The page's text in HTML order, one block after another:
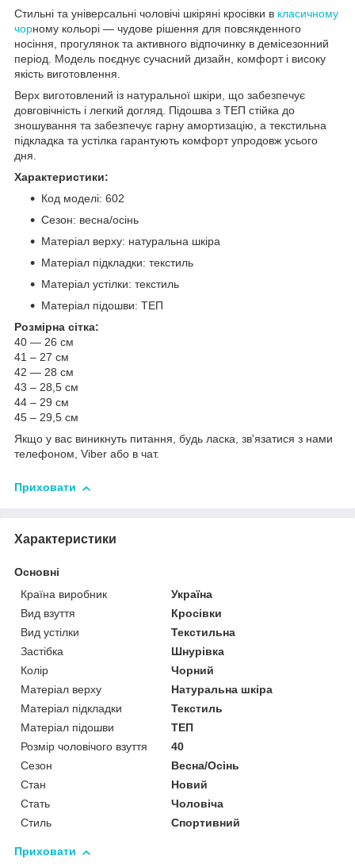
Стильні та універсальні чоловічі шкіряні кросівки в класичному
чорному кольорі — чудове рішення для повсякденного
носіння, прогулянок та активного відпочинку в демісезонний
період. Модель поєднує сучасний дизайн, комфорт і високу
якість виготовлення.
Верх виготовлений із натуральної шкіри, що забезпечує
довговічність і легкий догляд. Підошва з ТЕП стійка до
зношування та забезпечує гарну амортизацію, а текстильна
підкладка та устілка гарантують комфорт упродовж усього
дня.
Характеристики:
Код моделі: 602
Сезон: весна/осінь
Матеріал верху: натуральна шкіра
Матеріал підкладки: текстиль
Матеріал устілки: текстиль
Матеріал підошви: ТЕП
Розмірна сітка:
40 — 26 см
41 – 27 см
42 — 28 см
43 – 28,5 см
44 – 29 см
45 – 29,5 см
Якщо у вас виникнуть питання, будь ласка, зв'язатися з нами
телефоном, Viber або в чат.
Приховати
Характеристики
Основні
Країна виробник
Україна
Вид взуття
Кросівки
Вид устілки
Текстильна
Застібка
Шнурівка
Колір
Чорний
Матеріал верху
Натуральна шкіра
Матеріал підкладки
Текстиль
Матеріал підошви
ТЕП
Розмір чоловічого взуття
40
Сезон
Весна/Осінь
Стан
Новий
Стать
Чоловіча
Стиль
Спортивний
Приховати